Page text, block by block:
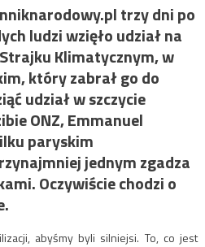
trzy dni po
ludzi wzięło udział na
Klimatycznym, w
który zabrał go do
udział w szczycie
ONZ, Emmanuel
paryskim
jednym zgadza
Oczywiście chodzi o
abyśmy byli silniejsi. To, co jest